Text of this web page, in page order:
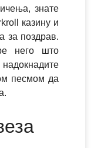
знате
казину и
за поздрав.
него што
песмом да